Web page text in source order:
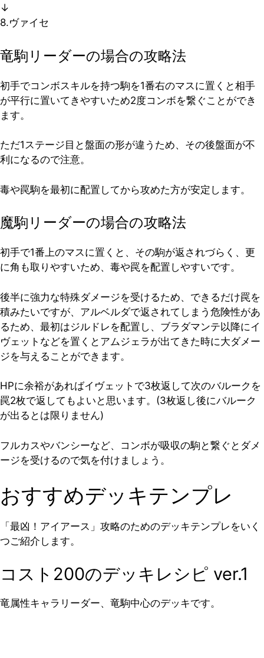
↓
8.ヴァイセ
竜駒リーダーの場合の攻略法
初手でコンボスキルを持つ駒を1番右のマスに置くと相手
が平行に置いてきやすいため2度コンボを繋ぐことができ
ます。
ただ1ステージ目と盤面の形が違うため、その後盤面が不
利になるので注意。
毒や罠駒を最初に配置してから攻めた方が安定します。
魔駒リーダーの場合の攻略法
初手で1番上のマスに置くと、その駒が返されづらく、更
に角も取りやすいため、毒や罠を配置しやすいです。
後半に強力な特殊ダメージを受けるため、できるだけ罠を
積みたいですが、アルベルダで返されてしまう危険性があ
るため、最初はジルドレを配置し、ブラダマンテ以降にイ
ヴェットなどを置くとアムジェラが出てきた時に大ダメー
ジを与えることができます。
HPに余裕があればイヴェットで3枚返して次のバルークを
罠2枚で返してもよいと思います。(3枚返し後にバルーク
が出るとは限りません)
フルカスやバンシーなど、コンボが吸収の駒と繋ぐとダメ
ージを受けるので気を付けましょう。
おすすめデッキテンプレ
「最凶！アイアース」攻略のためのデッキテンプレをいく
つご紹介します。
コスト200のデッキレシピ ver.1
竜属性キャラリーダー、竜駒中心のデッキです。